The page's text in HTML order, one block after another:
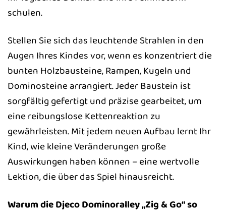
schulen.
Stellen Sie sich das leuchtende Strahlen in den
Augen Ihres Kindes vor, wenn es konzentriert die
bunten Holzbausteine, Rampen, Kugeln und
Dominosteine arrangiert. Jeder Baustein ist
sorgfältig gefertigt und präzise gearbeitet, um
eine reibungslose Kettenreaktion zu
gewährleisten. Mit jedem neuen Aufbau lernt Ihr
Kind, wie kleine Veränderungen große
Auswirkungen haben können – eine wertvolle
Lektion, die über das Spiel hinausreicht.
Warum die Djeco Dominoralley „Zig & Go“ so